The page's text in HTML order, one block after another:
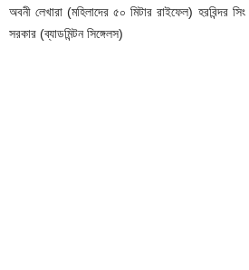
অবনী লেখারা (মহিলাদের ৫০ মিটার রাইফেল) হরবিন্দর
সরকার (ব্যাডমিন্টন সিঙ্গেলস)